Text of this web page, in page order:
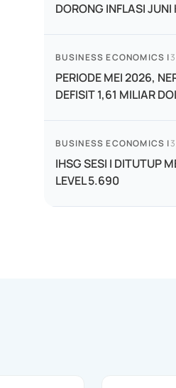
DORONG INFLASI
BUSINESS ECONOMICS |
PERIODE MEI 2026,
DEFISIT 1,61 MILIAR
BUSINESS ECONOMICS |
IHSG SESI I DITUTUP
LEVEL 5.690